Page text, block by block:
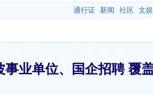
通行证 新闻 社区 文娱
事业单位、国企招聘 覆